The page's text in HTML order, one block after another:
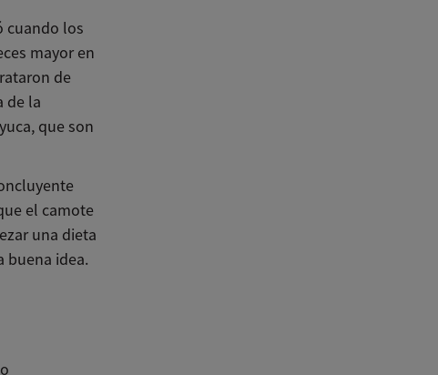
cuando los
mayor en
de
de la
que son
el camote
una dieta
buena idea.